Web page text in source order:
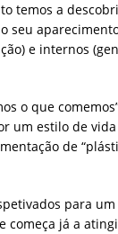
temos a
seu
e internos
o que
um estilo de
de
para
já a